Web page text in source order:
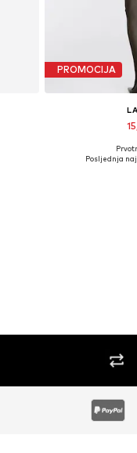
PROMOCIJA
Posljednja